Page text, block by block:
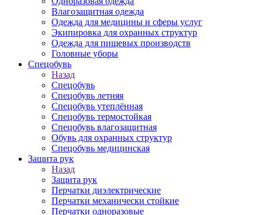
Влагозащитная одежда
Одежда для медицины и сферы услуг
Экипировка для охранных структур
Одежда для пищевых производств
Головные уборы
Спецобувь
Назад
Спецобувь
Спецобувь летняя
Спецобувь утеплённая
Спецобувь термостойкая
Спецобувь влагозащитная
Обувь для охранных структур
Спецобувь медицинская
Защита рук
Назад
Защита рук
Перчатки диэлектрические
Перчатки механически стойкие
Перчатки одноразовые